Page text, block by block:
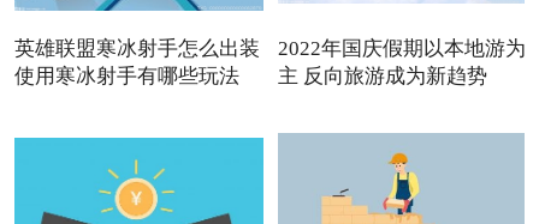
英雄联盟寒冰射手怎么出装
使用寒冰射手有哪些玩法
2022年国庆假期以本地游为
主 反向旅游成为新趋势